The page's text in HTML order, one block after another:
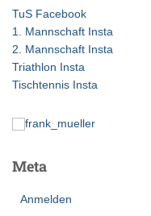
n
a
c
h
:
TuS Facebook
1. Mannschaft Insta
2. Mannschaft Insta
Triathlon Insta
Tischtennis Insta
Meta
Anmelden